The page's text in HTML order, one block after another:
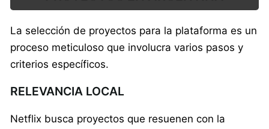
La selección de proyectos para la plataforma es un
proceso meticuloso que involucra varios pasos y
criterios específicos.
RELEVANCIA LOCAL
Netflix busca proyectos que resuenen con la